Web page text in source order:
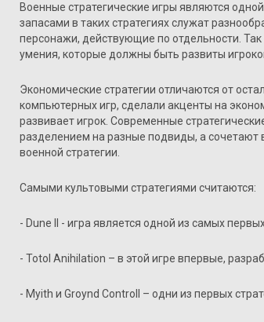
Военные стратегические игры являются
запасами в таких стратегиях служат
персонажи, действующие по отдельности.
умения, которые должны быть развиты
Экономические стратегии отличаются от
компьютерных игр, сделали акценты на
развивает игрок. Современные
разделением на разные подвиды, а сочетают
военной стратегии.
Самыми культовыми стратегиями считаются:
- Dune II - игра является одной из самых
- Totol Anihilation – в этой игре впервые,
- Myith и Groynd Controll – одни из первых